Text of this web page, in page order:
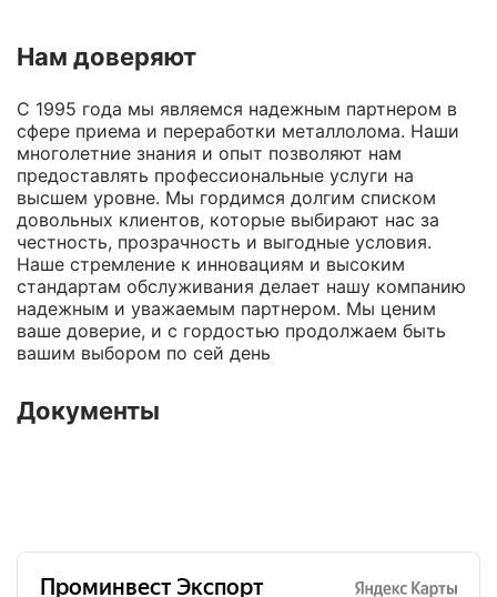
Нам доверяют
С 1995 года мы являемся надежным партнером в
сфере приема и переработки металлолома. Наши
многолетние знания и опыт позволяют нам
предоставлять профессиональные услуги на
высшем уровне. Мы гордимся долгим списком
довольных клиентов, которые выбирают нас за
честность, прозрачность и выгодные условия.
Наше стремление к инновациям и высоким
стандартам обслуживания делает нашу компанию
надежным и уважаемым партнером. Мы ценим
ваше доверие, и с гордостью продолжаем быть
вашим выбором по сей день
Документы